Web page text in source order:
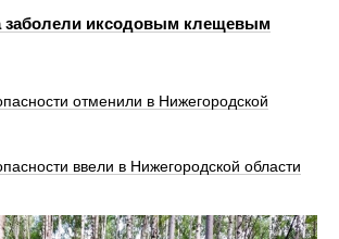
заболели иксодовым клещевым
отменили в Нижегородской
ввели в Нижегородской области